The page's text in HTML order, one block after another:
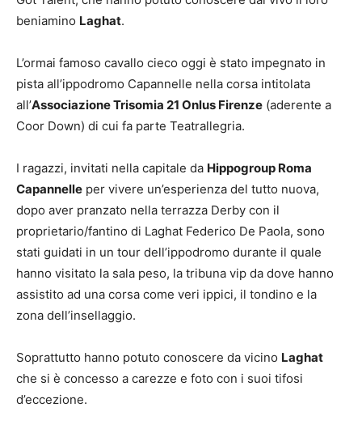
beniamino Laghat.
L’ormai famoso cavallo cieco oggi è stato impegnato in
pista all’ippodromo Capannelle nella corsa intitolata
all’Associazione Trisomia 21 Onlus Firenze (aderente a
Coor Down) di cui fa parte Teatrallegria.
I ragazzi, invitati nella capitale da Hippogroup Roma
Capannelle per vivere un’esperienza del tutto nuova,
dopo aver pranzato nella terrazza Derby con il
proprietario/fantino di Laghat Federico De Paola, sono
stati guidati in un tour dell’ippodromo durante il quale
hanno visitato la sala peso, la tribuna vip da dove hanno
assistito ad una corsa come veri ippici, il tondino e la
zona dell’insellaggio.
Soprattutto hanno potuto conoscere da vicino Laghat
che si è concesso a carezze e foto con i suoi tifosi
d’eccezione.